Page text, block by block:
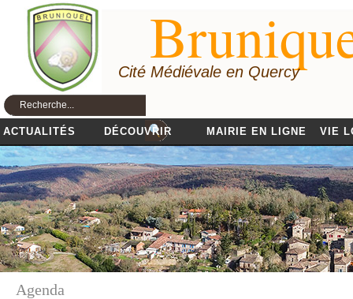
Cité Médiévale en Quercy
ACTUALITÉS DÉCOUVRIR MAIRIE EN LIGNE VIE
Agenda